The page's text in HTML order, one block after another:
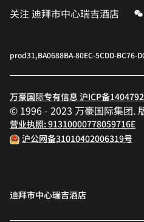
关注迪拜市中心瑞吉酒店
prod31,BA0688BA-80EC-5CDD-BC76-
万豪国际专有信息 沪ICP备
© 1996 - 2023 万豪国际集团.
营业执照: 91310000778059716E
沪公网备31010402006319号
迪拜市中心瑞吉酒店